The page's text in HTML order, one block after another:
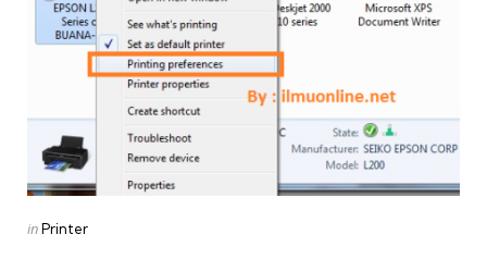
Categories
Posted
inPrinter